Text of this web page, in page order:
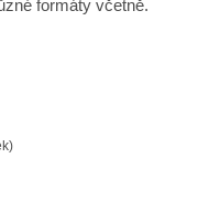
formáty včetně.